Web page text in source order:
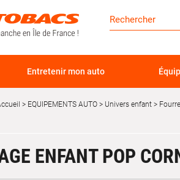
Entretenir mon auto
EQUIPEMENTS AUTO Univers enfant
ENFANT POP